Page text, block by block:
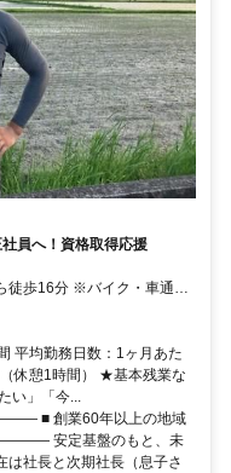
員へ！資格取得応援
徒歩16分 ※バイク・車通勤
平均勤務日数：1ヶ月あた
休憩1時間） ★基本残業な
い」「今...
創業60年以上の地域
安定基盤のもと、未
は社長と次期社長（息子さ